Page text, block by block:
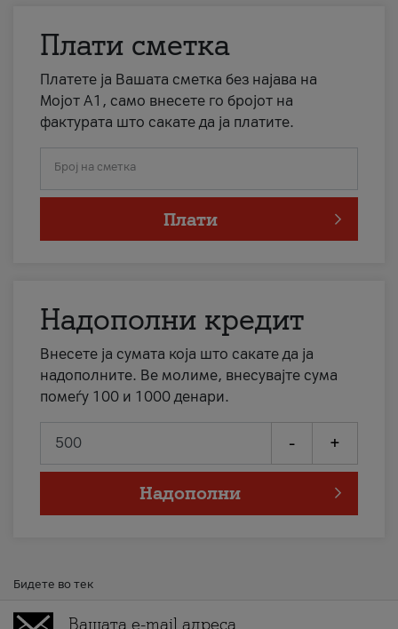
Плати сметка
Платете ја Вашата сметка без најава на
Мојот А1, само внесете го бројот на
фактурата што сакате да ја платите.
Број на сметка
Плати
Надополни кредит
Внесете ја сумата која што сакате да ја
надополните. Ве молиме, внесувајте сума
помеѓу 100 и 1000 денари.
- +
Надополни
Бидете во тек